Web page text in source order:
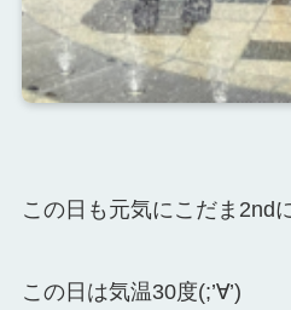
この日も元気にこだま2nd
この日は気温30度(;’∀’)